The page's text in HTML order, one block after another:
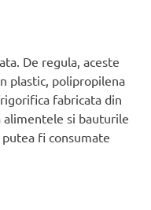
De regula, aceste
plastic, polipropilena
fabricata din
alimentele si bauturile
fi consumate